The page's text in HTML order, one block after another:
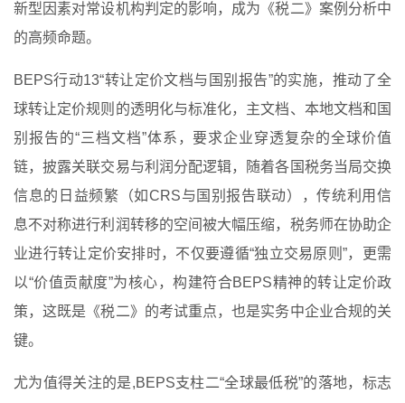
新型因素对常设机构判定的影响，成为《税二》案例分析中
的高频命题。
BEPS行动13“转让定价文档与国别报告”的实施，推动了全
球转让定价规则的透明化与标准化，主文档、本地文档和国
别报告的“三档文档”体系，要求企业穿透复杂的全球价值
链，披露关联交易与利润分配逻辑，随着各国税务当局交换
信息的日益频繁（如CRS与国别报告联动），传统利用信
息不对称进行利润转移的空间被大幅压缩，税务师在协助企
业进行转让定价安排时，不仅要遵循“独立交易原则”，更需
以“价值贡献度”为核心，构建符合BEPS精神的转让定价政
策，这既是《税二》的考试重点，也是实务中企业合规的关
键。
尤为值得关注的是,BEPS支柱二“全球最低税”的落地，标志